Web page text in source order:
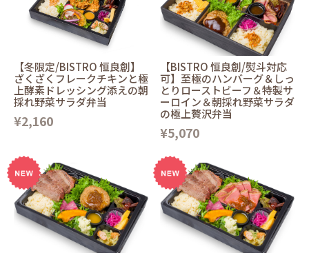
【冬限定/BISTRO 恒良創】
ざくざくフレークチキンと極
上酵素ドレッシング添えの朝
採れ野菜サラダ弁当
¥2,160
【BISTRO 恒良創/熨斗対応
可】至極のハンバーグ＆しっ
とりローストビーフ＆特製サ
ーロイン＆朝採れ野菜サラダ
の極上贅沢弁当
¥5,070